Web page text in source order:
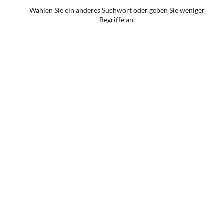
Wählen Sie ein anderes Suchwort oder geben Sie weniger
Begriffe an.